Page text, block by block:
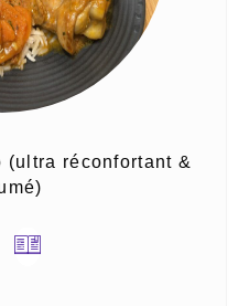
(ultra réconfortant &